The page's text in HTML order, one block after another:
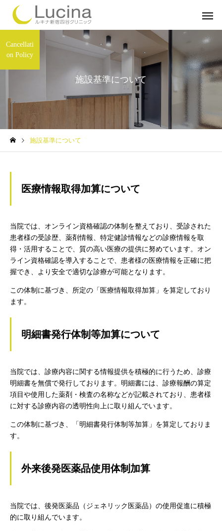
ミラドライ 子どもミラ
施設基準について
Cancellati
on Policy
施設基準について
医療情報取得加算について
当院では、オンライン資格確認の体制を整えており、受診された
患者様の受診歴、薬剤情報、特定健診情報などの診療情報を取
得・活用することで、質の高い医療の提供に努めています。オン
ライン資格確認を導入することで、患者様の医療情報を正確に把
握でき、より安全で適切な診療が可能となります。
この体制に基づき、所定の「医療情報取得加算」を算定しており
ます。
明細書発行体制等加算について
当院では、診療内容に関する情報提供を積極的に行うため、診療
明細書を無償で発行しております。明細書には、診療報酬の算定
項目や使用した薬剤・検査の名称などが記載されており、患者様
に対する診療内容の透明性向上に取り組んでいます。
この体制に基づき、「明細書発行体制等加算」を算定しておりま
す。
外来後発医薬品使用体制加算
当院では、後発医薬品（ジェネリック医薬品）の使用促進に積極
的に取り組んでいます。